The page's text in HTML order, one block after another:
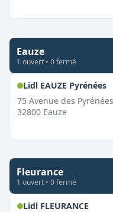
Eauze
1 ouvert • 0fermé
Lidl EAUZE Pyrénées,
75 Avenue des Pyrénées
32800 Eauze
Fleurance
1 ouvert • 0fermé
Lidl FLEURANCE,